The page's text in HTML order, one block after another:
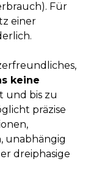
Für
einer
keine
und bis zu
präzise
unabhängig
dreiphasige